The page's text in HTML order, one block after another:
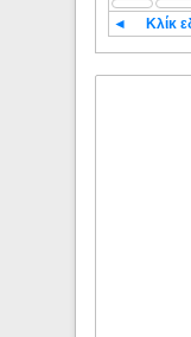
◄ Κλίκ